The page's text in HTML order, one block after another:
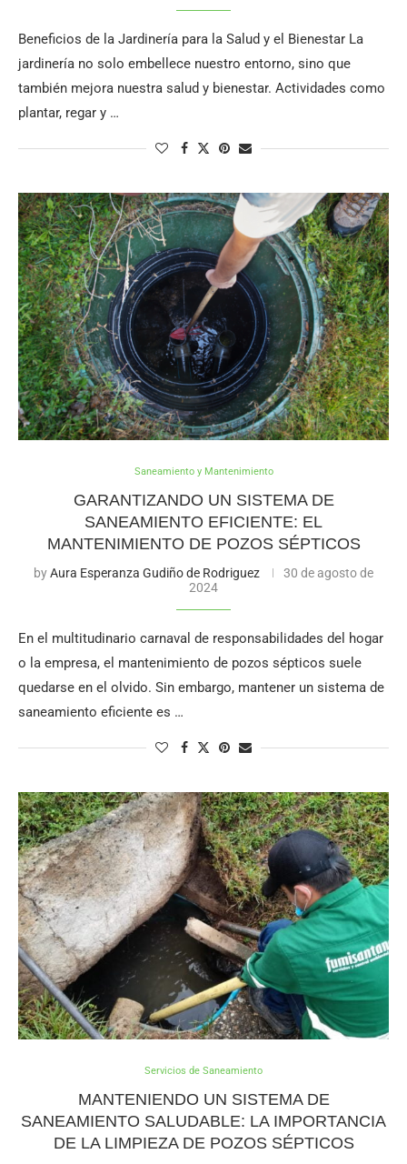
Beneficios de la Jardinería para la Salud y el Bienestar La
jardinería no solo embellece nuestro entorno, sino que
también mejora nuestra salud y bienestar. Actividades como
plantar, regar y …
Saneamiento y Mantenimiento
GARANTIZANDO UN SISTEMA DE
SANEAMIENTO EFICIENTE: EL
MANTENIMIENTO DE POZOS SÉPTICOS
byAura Esperanza Gudiño de Rodriguez
30 de agosto de
2024
En el multitudinario carnaval de responsabilidades del hogar
o la empresa, el mantenimiento de pozos sépticos suele
quedarse en el olvido. Sin embargo, mantener un sistema de
saneamiento eficiente es …
Servicios de Saneamiento
MANTENIENDO UN SISTEMA DE
SANEAMIENTO SALUDABLE: LA IMPORTANCIA
DE LA LIMPIEZA DE POZOS SÉPTICOS